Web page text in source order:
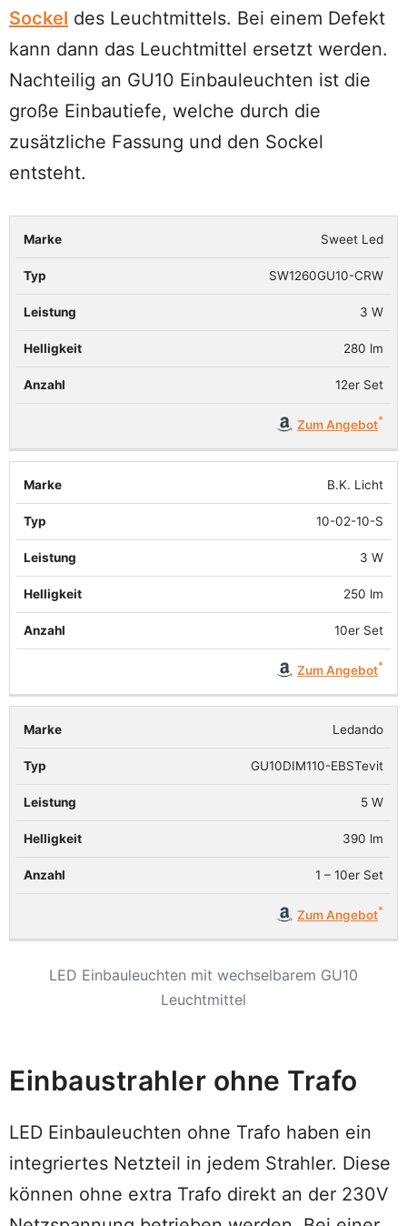
Sockel des Leuchtmittels. Bei einem Defekt
kann dann das Leuchtmittel ersetzt werden.
Nachteilig an GU10 Einbauleuchten ist die
große Einbautiefe, welche durch die
zusätzliche Fassung und den Sockel
entsteht.
Marke Anzahl
Sweet Led
SW1260GU10-CRW
3 W
280 lm
12er Set
Zum Angebot
B.K. Licht
10-02-10-S
3 W
250 lm
10er Set
Zum Angebot
Ledando
GU10DIM110-EBSTevit
5 W
390 lm
1 – 10er Set
Zum Angebot
LED Einbauleuchten mit wechselbarem GU10
Leuchtmittel
Einbaustrahler ohne Trafo
LED Einbauleuchten ohne Trafo haben ein
integriertes Netzteil in jedem Strahler. Diese
können ohne extra Trafo direkt an der 230V